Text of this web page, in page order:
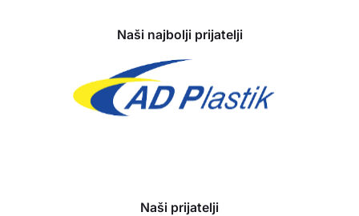
Naši najbolji prijatelji
Naši prijatelji